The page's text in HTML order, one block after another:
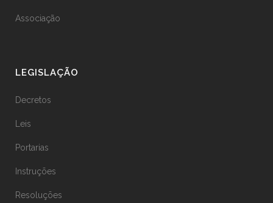
Associação
LEGISLAÇÃO
Decretos
Leis
Portarias
Instruções
Resoluções